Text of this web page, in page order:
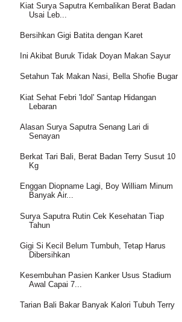
Kiat Surya Saputra Kembalikan Berat Badan
Usai Leb...
Bersihkan Gigi Batita dengan Karet
Ini Akibat Buruk Tidak Doyan Makan Sayur
Setahun Tak Makan Nasi, Bella Shofie Bugar
Kiat Sehat Febri 'Idol' Santap Hidangan
Lebaran
Alasan Surya Saputra Senang Lari di
Senayan
Berkat Tari Bali, Berat Badan Terry Susut 10
Kg
Enggan Diopname Lagi, Boy William Minum
Banyak Air...
Surya Saputra Rutin Cek Kesehatan Tiap
Tahun
Gigi Si Kecil Belum Tumbuh, Tetap Harus
Dibersihkan
Kesembuhan Pasien Kanker Usus Stadium
Awal Capai 7...
Tarian Bali Bakar Banyak Kalori Tubuh Terry